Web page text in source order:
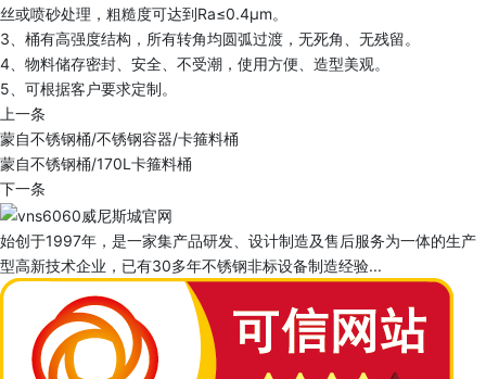
丝或喷砂处理，粗糙度可达到Ra≤0.4μm。
3、桶有高强度结构，所有转角均圆弧过渡，无死角、无残留。
4、物料储存密封、安全、不受潮，使用方便、造型美观。
5、可根据客户要求定制。
上一条
蒙自不锈钢桶/不锈钢容器/卡箍料桶
蒙自不锈钢桶/170L卡箍料桶
下一条
始创于1997年，是一家集产品研发、设计制造及售后服务为一体的生产
型高新技术企业，已有30多年不锈钢非标设备制造经验...